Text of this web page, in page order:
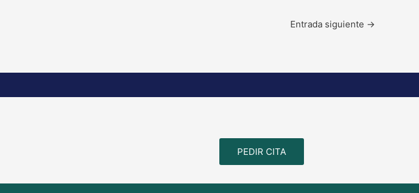
Entrada siguiente →
PEDIR CITA